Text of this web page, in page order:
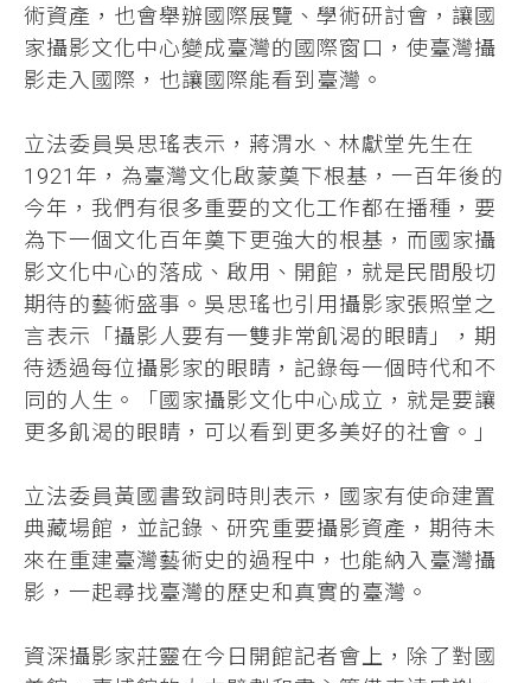
術資產，也會舉辦國際展覽、學術研討會，讓國
家攝影文化中心變成臺灣的國際窗口，使臺灣攝
影走入國際，也讓國際能看到臺灣。
立法委員吳思瑤表示，蔣渭水、林獻堂先生在
1921年，為臺灣文化啟蒙奠下根基，一百年後的
今年，我們有很多重要的文化工作都在播種，要
為下一個文化百年奠下更強大的根基，而國家攝
影文化中心的落成、啟用、開館，就是民間殷切
期待的藝術盛事。吳思瑤也引用攝影家張照堂之
言表示「攝影人要有一雙非常飢渴的眼睛」，期
待透過每位攝影家的眼睛，記錄每一個時代和不
同的人生。「國家攝影文化中心成立，就是要讓
更多飢渴的眼睛，可以看到更多美好的社會。」
立法委員黃國書致詞時則表示，國家有使命建置
典藏場館，並記錄、研究重要攝影資產，期待未
來在重建臺灣藝術史的過程中，也能納入臺灣攝
影，一起尋找臺灣的歷史和真實的臺灣。
資深攝影家莊靈在今日開館記者會上，除了對國